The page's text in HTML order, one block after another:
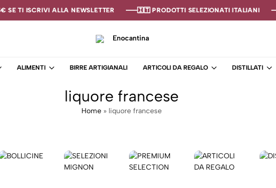
TI ISCRIVI ALLA NEWSLETTER 🇮🇹 PRODOTTI SELEZIONATI ITALIANI
TI ISCRIVI ALLA NEWSLETTER 🇮🇹 PRODOTTI SELEZIONATI ITALIANI
TI ISCRIVI ALLA NEWSLETTER 🇮🇹 PRODOTTI SELEZIONATI ITALIANI
cantina
–
Enoteca
ALIMENTI BIRRE ARTIGIANALI ARTICOLI DA REGALO DISTILLATI
liquore francese
Home» liquore francese